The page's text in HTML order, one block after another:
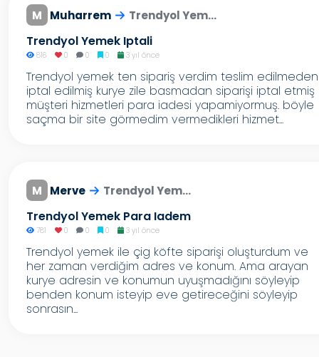
M Muharrem Trendyol Yem...
Trendyol Yemek Iptali
816 0 0 0 3 yıl önce
Trendyol yemek ten sipariş verdim teslim edilmeden
iptal edilmiş kurye zile basmadan siparişi iptal etmiş
müşteri hizmetleri para iadesi yapamiyormuş. böyle
saçma bir site görmedim vermedikleri hizmet...
M Merve Trendyol Yem...
Trendyol Yemek Para Iadem
781 0 0 0 3 yıl önce
Trendyol yemek ile çig köfte siparişi oluşturdum ve
her zaman verdiğim adres ve konum. Ama arayan
kurye adresin ve konumun uyuşmadığını söyleyip
benden konum isteyip eve getireceğini söyleyip
sonrasın...